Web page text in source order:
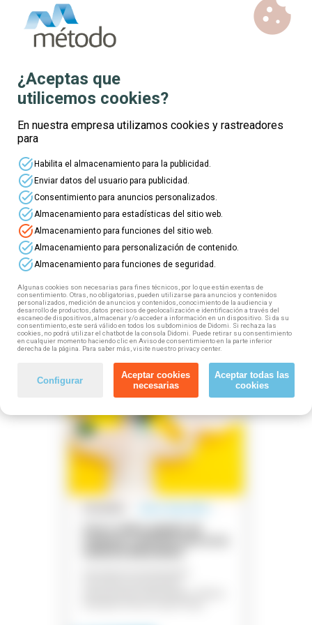
⭐ ¡Mejora tus habilidades con nuestros
cursos
online gratuitos
Sector
Industrias Alimentarias
⏩ Este sector incluye: Industrias de alimentación
y bebidas; Mataderos de aves y conejos;
Industrias cárnicas; Conservas vegetales.
⏩ Si trabajas en este sector (tanto por cuenta
propia como por cuenta ajena) puedes acceder a
esta formación gratuita, 100% subvencionada.
¿Cómo? ¡Muy fácil! Tan solo tienes que seguir
estos pasos:
1️⃣ Elige tu curso
2️⃣ Rellena el formulario
3️⃣ Fórmate totalmente gratis
4️⃣ Obtén tu diploma
¡Te esperamos!
⏺¿No trabajas en este sector de actividad?
Encuentra el tuyohaciendo click aquí.
explore
location_on
watch_later
¿Aceptas que
utilicemos cookies?
cookie
En nuestra empresa utilizamos cookies y rastreadores
para
task_alt Habilita el almacenamiento para la publicidad.
task_alt Enviar datos del usuario para publicidad.
task_altConsentimiento para anuncios personalizados.
task_altAlmacenamiento para estadísticas del sitio web.
task_altAlmacenamiento para funciones del sitio web.
task_altAlmacenamiento para personalización de contenido.
task_altAlmacenamiento para funciones de seguridad.
Algunas cookies son necesarias para fines técnicos, por lo que están exentas de
consentimiento. Otras, no obligatorias, pueden utilizarse para anuncios y contenidos
personalizados, medición de anuncios y contenidos, conocimiento de la audiencia y
desarrollo de productos, datos precisos de geolocalización e identificación a través del
escaneo de dispositivos, almacenar y/o acceder a información en un dispositivo. Si da su
consentimiento, este será válido en todos los subdominios de Didomi. Si rechaza las
cookies, no podrá utilizar el chatbot de la consola Didomi. Puede retirar su consentimiento
en cualquier momento haciendo clic en Aviso de consentimiento en la parte inferior
derecha de la página. Para saber más, visite nuestro privacy center.
Configurar
Aceptar cookies
necesarias
Aceptar todas las
cookies